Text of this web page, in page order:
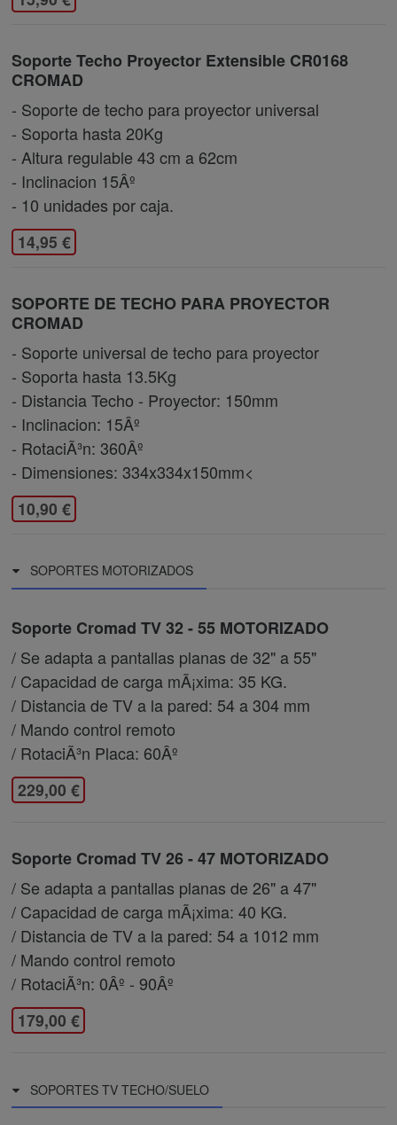
Soporte Techo Proyector Extensible CR0168
CROMAD
- Soporte de techo para proyector universal
- Soporta hasta 20Kg
- Altura regulable 43 cm a 62cm
- Inclinacion 15Âº
- 10 unidades por caja.
14,95 €
SOPORTE DE TECHO PARA PROYECTOR
CROMAD
- Soporte universal de techo para proyector
- Soporta hasta 13.5Kg
- Distancia Techo - Proyector: 150mm
- Inclinacion: 15Âº
- RotaciÃ³n: 360Âº
- Dimensiones: 334x334x150mm<
10,90 €
SOPORTES MOTORIZADOS
Soporte Cromad TV 32 - 55 MOTORIZADO
/ Se adapta a pantallas planas de 32" a 55"
/ Capacidad de carga mÃ¡xima: 35 KG.
/ Distancia de TV a la pared: 54 a 304 mm
/ Mando control remoto
/ RotaciÃ³n Placa: 60Âº
229,00 €
Soporte Cromad TV 26 - 47 MOTORIZADO
/ Se adapta a pantallas planas de 26" a 47"
/ Capacidad de carga mÃ¡xima: 40 KG.
/ Distancia de TV a la pared: 54 a 1012 mm
/ Mando control remoto
/ RotaciÃ³n: 0Âº - 90Âº
179,00 €
SOPORTES TV TECHO/SUELO